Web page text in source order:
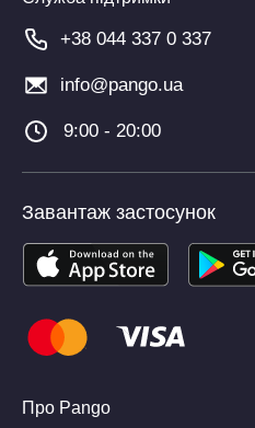
+38 044 337 0 337
info@pango.ua
9:00 - 20:00
Завантаж застосунок
Про Pango